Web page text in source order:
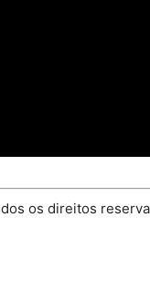
os direitos